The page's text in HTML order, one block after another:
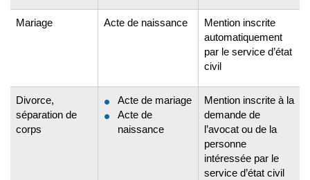
Mariage Acte de naissance
Mention inscrite
automatiquement
par le service d’état
civil
Divorce,
séparation de
corps
Acte de mariage
Acte de
naissance
Mention inscrite à la
demande de
l’avocat ou de la
personne
intéressée par le
service d’état civil